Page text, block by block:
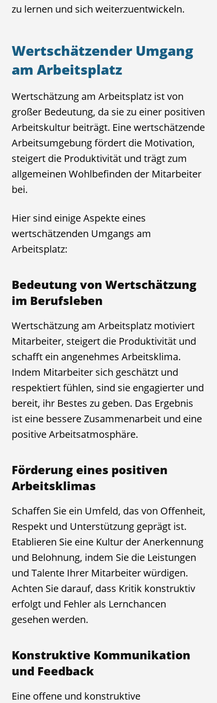
zu lernen und sich weiterzuentwickeln.
Wertschätzender Umgang
am Arbeitsplatz
Wertschätzung am Arbeitsplatz ist von
großer Bedeutung, da sie zu einer positiven
Arbeitskultur beiträgt. Eine wertschätzende
Arbeitsumgebung fördert die Motivation,
steigert die Produktivität und trägt zum
allgemeinen Wohlbefinden der Mitarbeiter
bei.
Hier sind einige Aspekte eines
wertschätzenden Umgangs am
Arbeitsplatz:
Bedeutung von Wertschätzung
im Berufsleben
Wertschätzung am Arbeitsplatz motiviert
Mitarbeiter, steigert die Produktivität und
schafft ein angenehmes Arbeitsklima.
Indem Mitarbeiter sich geschätzt und
respektiert fühlen, sind sie engagierter und
bereit, ihr Bestes zu geben. Das Ergebnis
ist eine bessere Zusammenarbeit und eine
positive Arbeitsatmosphäre.
Förderung eines positiven
Arbeitsklimas
Schaffen Sie ein Umfeld, das von Offenheit,
Respekt und Unterstützung geprägt ist.
Etablieren Sie eine Kultur der Anerkennung
und Belohnung, indem Sie die Leistungen
und Talente Ihrer Mitarbeiter würdigen.
Achten Sie darauf, dass Kritik konstruktiv
erfolgt und Fehler als Lernchancen
gesehen werden.
Konstruktive Kommunikation
und Feedback
Eine offene und konstruktive